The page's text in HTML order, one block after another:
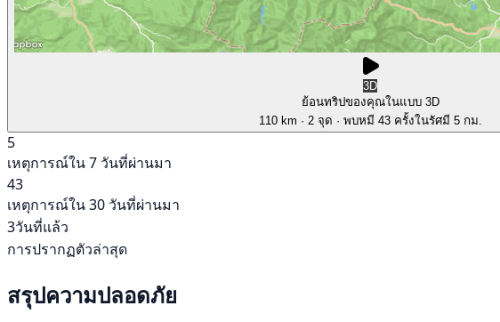
3D
ย้อนทริปของคุณในแบบ 3D
110 km · 2 จุด · พบหมี 43 ครั้งในรัศมี 5 กม.
5
เหตุการณ์ใน 7 วันที่ผ่านมา
43
เหตุการณ์ใน 30 วันที่ผ่านมา
3วันที่แล้ว
การปรากฏตัวล่าสุด
สรุปความปลอดภัย